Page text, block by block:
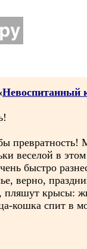
Невоспитанный
веселой в
быстро
верно,
крысы:
кошка спит в